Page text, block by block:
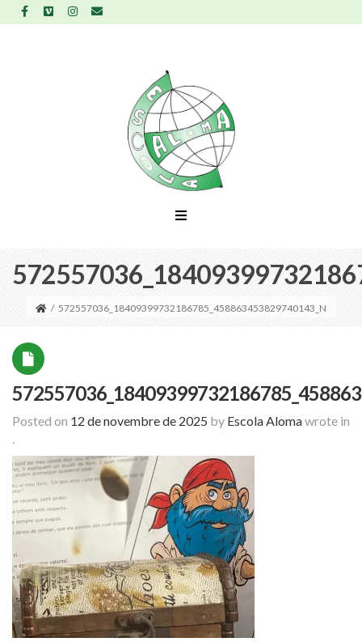
/ 572557036_18409399732186785_458863453829740143_N
Posted on 12 de novembre de 2025 by Escola Alomawrote in
.